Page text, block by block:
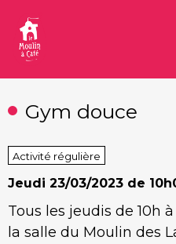
contenu
Gym douce
Activité régulière
Jeudi 23/03/2023 de
Tous les jeudis de 10h à
la salle du Moulin des